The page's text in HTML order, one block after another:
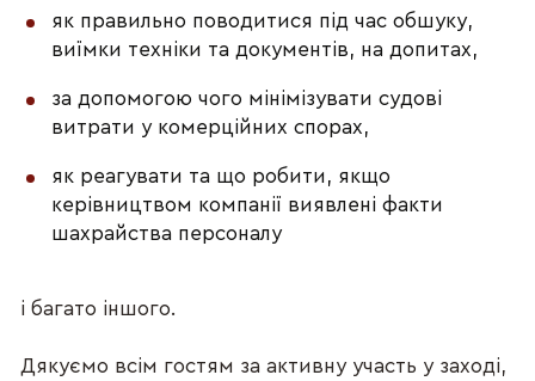
як правильно поводитися під час обшуку,
виїмки техніки та документів, на допитах,
за допомогою чого мінімізувати судові
витрати у комерційних спорах,
як реагувати та що робити, якщо
керівництвом компанії виявлені факти
шахрайства персоналу
і багато іншого.
Дякуємо всім гостям за активну участь у заході,